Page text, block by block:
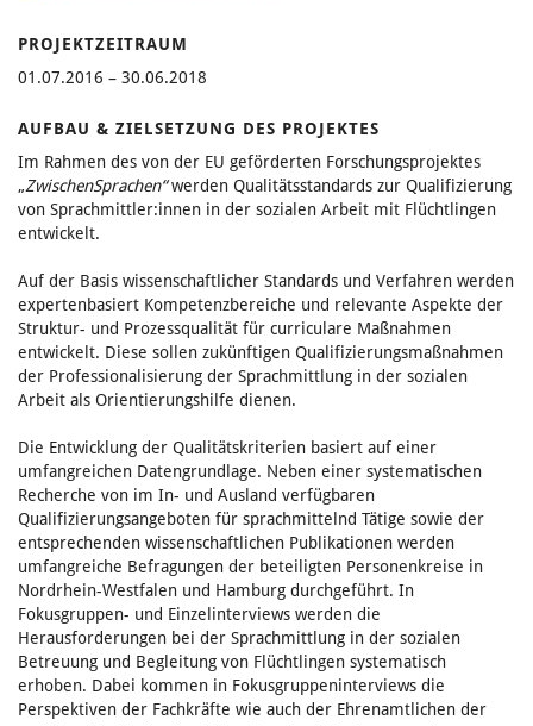
PROJEKTZEITRAUM
01.07.2016 – 30.06.2018
AUFBAU & ZIELSETZUNG DES PROJEKTES
Im Rahmen des von der EU geförderten Forschungsprojektes
„ZwischenSprachen“werden Qualitätsstandards zur Qualifizierung
von Sprachmittler:innen in der sozialen Arbeit mit Flüchtlingen
entwickelt.
Auf der Basis wissenschaftlicher Standards und Verfahren werden
expertenbasiert Kompetenzbereiche und relevante Aspekte der
Struktur- und Prozessqualität für curriculare Maßnahmen
entwickelt. Diese sollen zukünftigen Qualifizierungsmaßnahmen
der Professionalisierung der Sprachmittlung in der sozialen
Arbeit als Orientierungshilfe dienen.
Die Entwicklung der Qualitätskriterien basiert auf einer
umfangreichen Datengrundlage. Neben einer systematischen
Recherche von im In- und Ausland verfügbaren
Qualifizierungsangeboten für sprachmittelnd Tätige sowie der
entsprechenden wissenschaftlichen Publikationen werden
umfangreiche Befragungen der beteiligten Personenkreise in
Nordrhein-Westfalen und Hamburg durchgeführt. In
Fokusgruppen- und Einzelinterviews werden die
Herausforderungen bei der Sprachmittlung in der sozialen
Betreuung und Begleitung von Flüchtlingen systematisch
erhoben. Dabei kommen in Fokusgruppeninterviews die
Perspektiven der Fachkräfte wie auch der Ehrenamtlichen der